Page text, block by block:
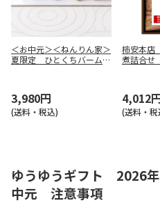
＜お中元＞＜ねんりん家＞
夏限定 ひとくちバーム詰
3,980円
(送料・税込)
柿安本店
煮詰合
4,012
(送料・税
ゆうゆうギフト 2026
中元 注意事項